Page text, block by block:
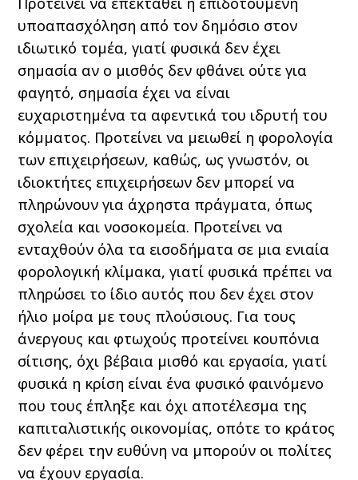
υποαπασχόληση από τον δημόσιο στον
ιδιωτικό τομέα, γιατί φυσικά δεν έχει
σημασία αν ο μισθός δεν φθάνει ούτε για
φαγητό, σημασία έχει να είναι
ευχαριστημένα τα αφεντικά του ιδρυτή του
κόμματος. Προτείνει να μειωθεί η φορολογία
των επιχειρήσεων, καθώς, ως γνωστόν, οι
ιδιοκτήτες επιχειρήσεων δεν μπορεί να
πληρώνουν για άχρηστα πράγματα, όπως
σχολεία και νοσοκομεία. Προτείνει να
ενταχθούν όλα τα εισοδήματα σε μια ενιαία
φορολογική κλίμακα, γιατί φυσικά πρέπει να
πληρώσει το ίδιο αυτός που δεν έχει στον
ήλιο μοίρα με τους πλούσιους. Για τους
άνεργους και φτωχούς προτείνει κουπόνια
σίτισης, όχι βέβαια μισθό και εργασία, γιατί
φυσικά η κρίση είναι ένα φυσικό φαινόμενο
που τους έπληξε και όχι αποτέλεσμα της
καπιταλιστικής οικονομίας, οπότε το κράτος
δεν φέρει την ευθύνη να μπορούν οι πολίτες
να έχουν εργασία.